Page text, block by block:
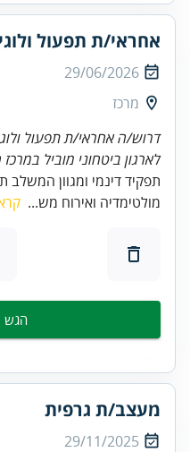
אחראי/ת תפעול
29/06/2026
מרכז
דרוש/ה אחראי/ת תפעול
לארגון ביטחוני מוביל
תפקיד דינמי ומגוון
מולטימדיה ואירוח מש...
הגש
מעצב/ת גרפית
29/11/2025